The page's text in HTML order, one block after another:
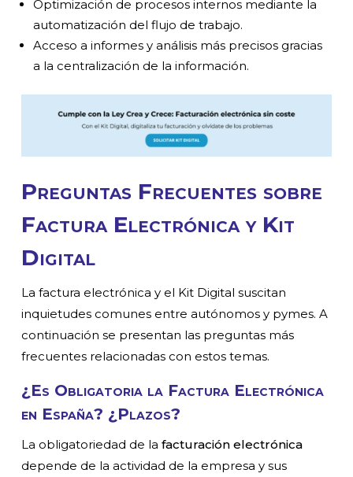
Optimización de procesos internos mediante la
automatización del flujo de trabajo.
Acceso a informes y análisis más precisos gracias
a la centralización de la información.
Preguntas Frecuentes sobre
Factura Electrónica y Kit
Digital
La factura electrónica y el Kit Digital suscitan
inquietudes comunes entre autónomos y pymes. A
continuación se presentan las preguntas más
frecuentes relacionadas con estos temas.
¿Es Obligatoria la Factura Electrónica
en España? ¿Plazos?
La obligatoriedad de lafacturación electrónica
depende de la actividad de la empresa y sus